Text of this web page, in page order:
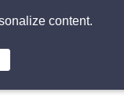
content.